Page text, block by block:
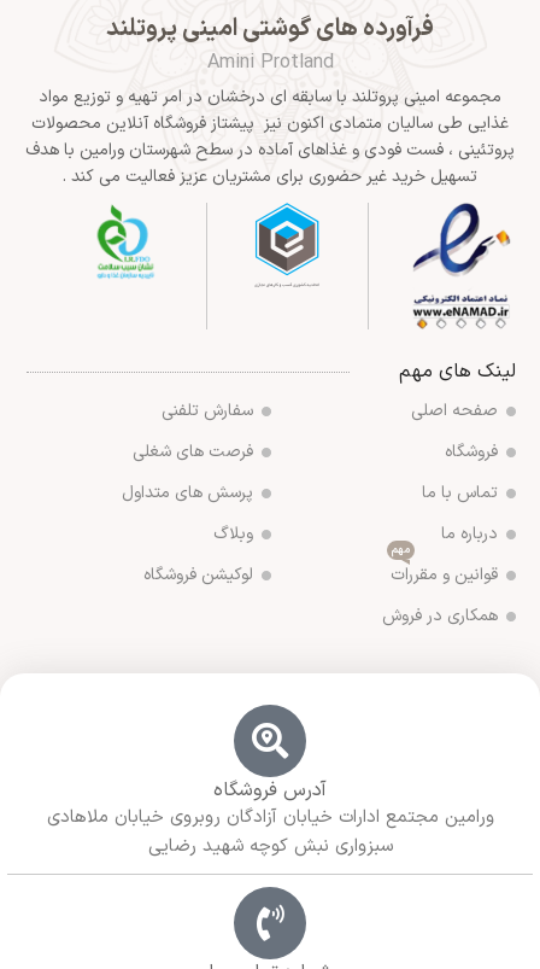
فرآورده های گوشتی امینی پروتلند
Amini Protland
مجموعه امینی پروتلند با سابقه ای درخشان در امر تهیه و توزیع مواد
غذایی طی سالیان متمادی اکنون نیز پیشتاز فروشگاه آنلاین محصولات
پروتئینی ، فست فودی و غذاهای آماده در سطح شهرستان ورامین با هدف
تسهیل خرید غیر حضوری برای مشتریان عزیز فعالیت می کند .
لینک های مهم
صفحه اصلی
فروشگاه
تماس با ما
درباره ما
قوانین و مقررات
مهم
همکاری در فروش
سفارش تلفنی
فرصت های شغلی
پرسش های متداول
وبلاگ
لوکیشن فروشگاه
آدرس فروشگاه
ورامین مجتمع ادارات خیابان آزادگان روبروی خیابان ملاهادی
سبزواری نبش کوچه شهید رضایی